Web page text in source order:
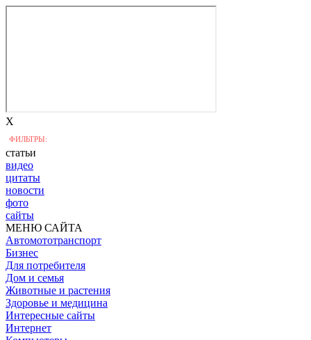
X
ФИЛЬТРЫ:
статьи
видео
цитаты
новости
фото
сайты
МЕНЮ САЙТА
Автомототранспорт
Бизнес
Для потребителя
Дом и семья
Животные и растения
Здоровье и медицина
Интересные сайты
Интернет